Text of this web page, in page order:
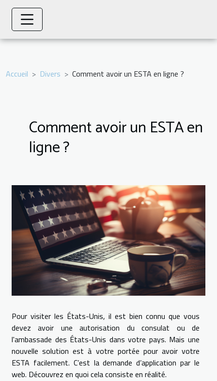
Accueil Divers Comment avoir un ESTA en ligne ?
Comment avoir un ESTA en
ligne ?
Pour visiter les États-Unis, il est bien connu que vous
devez avoir une autorisation du consulat ou de
l'ambassade des États-Unis dans votre pays. Mais une
nouvelle solution est à votre portée pour avoir votre
ESTA facilement. C’est la demande d’application par le
web. Découvrez en quoi cela consiste en réalité.